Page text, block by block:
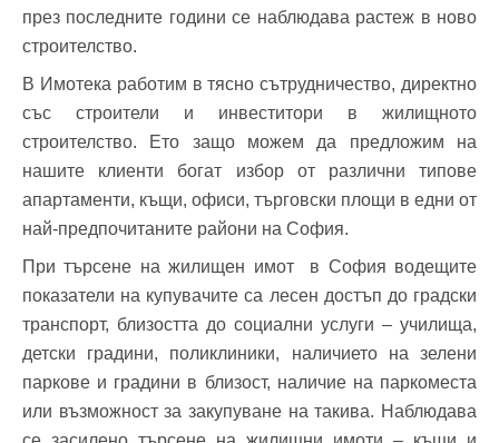
през последните години се наблюдава растеж в ново
строителство.
В Имотека работим в тясно сътрудничество, директно
със строители и инвеститори в жилищното
строителство. Ето защо можем да предложим на
нашите клиенти богат избор от различни типове
апартаменти, къщи, офиси, търговски площи в едни от
най-предпочитаните райони на София.
При търсене на жилищен имот в София водещите
показатели на купувачите са лесен достъп до градски
транспорт, близостта до социални услуги – училища,
детски градини, поликлиники, наличието на зелени
паркове и градини в близост, наличие на паркоместа
или възможност за закупуване на такива. Наблюдава